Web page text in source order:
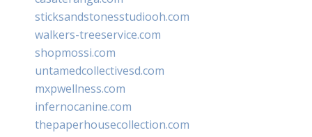
sticksandstonesstudiooh.com
walkers-treeservice.com
shopmossi.com
untamedcollectivesd.com
mxpwellness.com
infernocanine.com
thepaperhousecollection.com